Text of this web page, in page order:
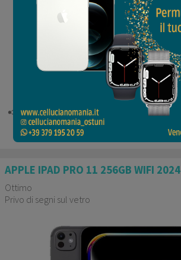
789 €
o 3 rate da senza interessi.
APPLE IPAD PRO 11 256GB WIFI 2024
Ottimo
Privo di segni sul vetro